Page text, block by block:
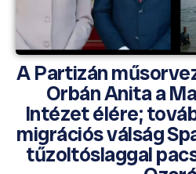
A Partizán
Orbán Anita a
Intézet élére;
migrációs válság
tűzoltóslaggal